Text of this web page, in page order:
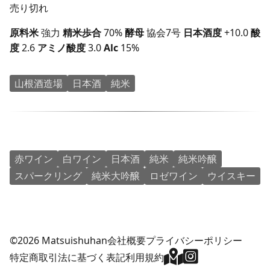
売り切れ
原料米強力 精米歩合70%酵母協会7号 日本酒度+10.0酸
度2.6 アミノ酸度3.0Alc 15%
山根酒造場 日本酒 純米
赤ワイン 白ワイン 日本酒 純米
純米吟醸
スパークリング
純米大吟醸 ロゼワイン ウイスキー
©2026 Matsuishuhan会社概要プライバシーポリシー
特定商取引法に基づく表記利用規約